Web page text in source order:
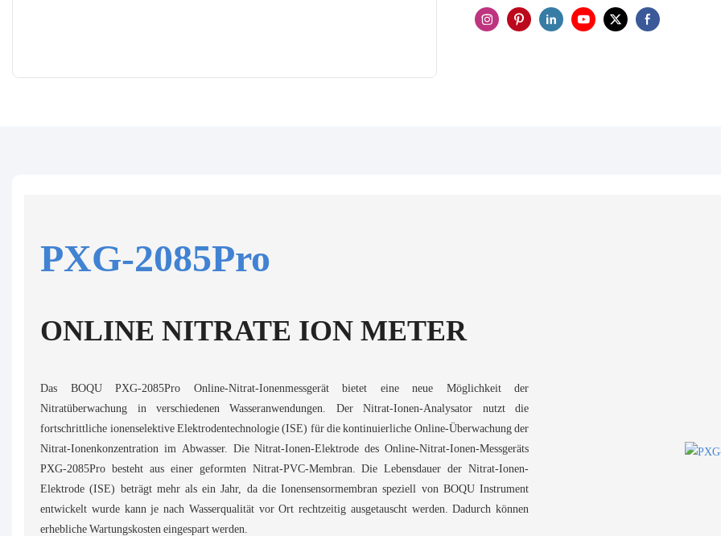
PXG-2085Pro
ONLINE NITRATE ION METER
Das BOQU PXG-2085Pro Online-Nitrat-Ionenmessgerät bietet eine neue Möglichkeit der
Nitratüberwachung in verschiedenen Wasseranwendungen. Der Nitrat-Ionen-Analysator nutzt die
fortschrittliche ionenselektive Elektrodentechnologie (ISE) für die kontinuierliche Online-Überwachung der
Nitrat-Ionenkonzentration im Abwasser. Die Nitrat-Ionen-Elektrode des Online-Nitrat-Ionen-Messgeräts
PXG-2085Pro besteht aus einer geformten Nitrat-PVC-Membran. Die Lebensdauer der Nitrat-Ionen-
Elektrode (ISE) beträgt mehr als ein Jahr, da die Ionensensormembran speziell von BOQU Instrument
entwickelt wurde kann je nach Wasserqualität vor Ort rechtzeitig ausgetauscht werden. Dadurch können
erhebliche Wartungskosten eingespart werden.